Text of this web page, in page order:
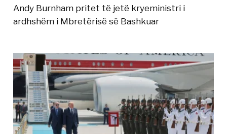
Andy Burnham pritet të jetë kryeministri i
ardhshëm i Mbretërisë së Bashkuar